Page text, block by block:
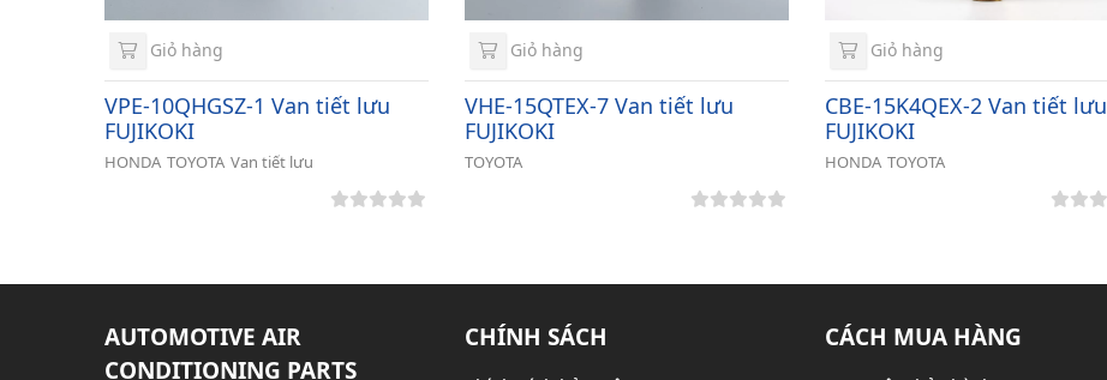
Giỏ hàng
VPE-10QHGSZ-1 Van tiết lưu
FUJIKOKI
HONDA TOYOTA Van tiết lưu
Giỏ hàng
VHE-15QTEX-7 Van tiết lưu
FUJIKOKI
TOYOTA
Giỏ hàng
CBE-15K4QEX-2 Van tiết lưu
FUJIKOKI
HONDA TOYOTA
AUTOMOTIVE AIR
CONDITIONING PARTS
CHÍNH SÁCH CÁCH MUA HÀNG